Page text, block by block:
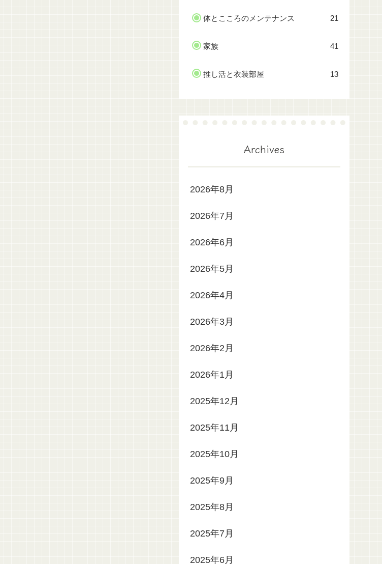
体とこころのメンテナンス 21
家族 41
推し活と衣装部屋 13
Archives
2026年8月
2026年7月
2026年6月
2026年5月
2026年4月
2026年3月
2026年2月
2026年1月
2025年12月
2025年11月
2025年10月
2025年9月
2025年8月
2025年7月
2025年6月